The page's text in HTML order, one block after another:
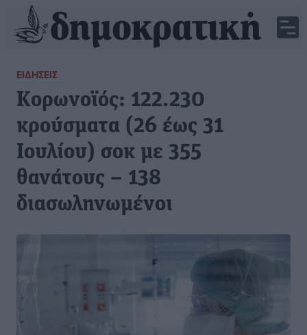
ΕΙΔΉΣΕΙΣ
Κορωνοϊός: 122.230
κρούσματα (26 έως 31
Ιουλίου) σοκ με 355
θανάτους – 138
διασωληνωμένοι